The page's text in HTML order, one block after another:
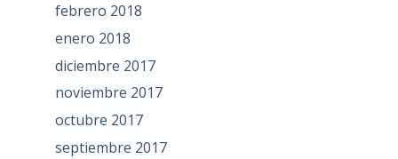
febrero 2018
enero 2018
diciembre 2017
noviembre 2017
octubre 2017
septiembre 2017